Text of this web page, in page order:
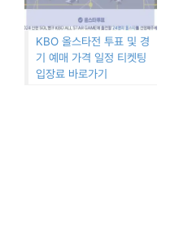
KBO 올스타전 투표 및 경
기 예매 가격 일정 티켓팅
입장료 바로가기